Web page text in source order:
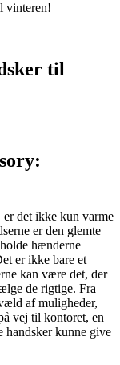
vinteren!
til
det ikke kun varme
er den glemte
hænderne
er ikke bare et
kan være det, der
de rigtige. Fra
af muligheder,
vej til kontoret, en
handsker kunne give